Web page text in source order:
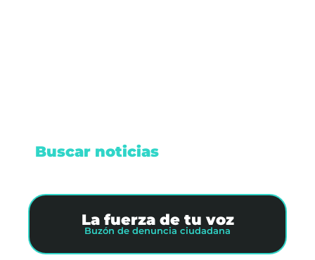
Buscar noticias
La fuerza de tu voz
Buzón de denuncia ciudadana